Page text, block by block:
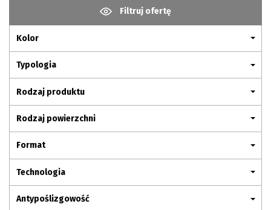
Filtruj ofertę
Kolor
Typologia
Rodzaj produktu
Rodzaj powierzchni
Format
Technologia
Antypoślizgowość
Gdzie kupić
Pliki do pobrania
Pytania i odpowiedzi
Kariera
Kontakt
Komunikacja z akcjonariuszami